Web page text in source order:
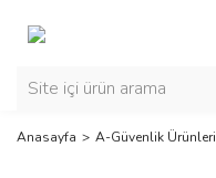
Anasayfa A-Güvenlik Ürünleri